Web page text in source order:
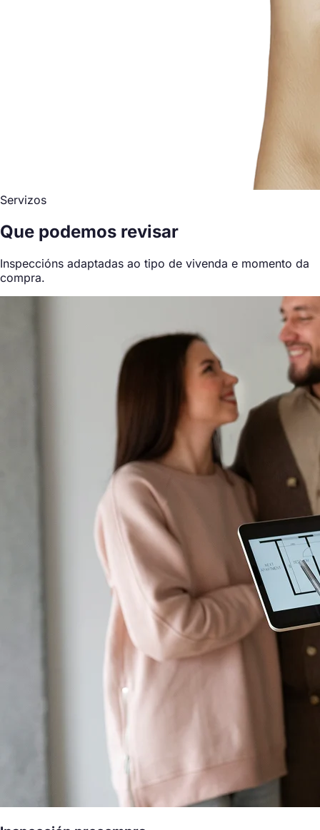
Servizos
Que podemos revisar
Inspeccións adaptadas ao tipo de vivenda e momento da
compra.